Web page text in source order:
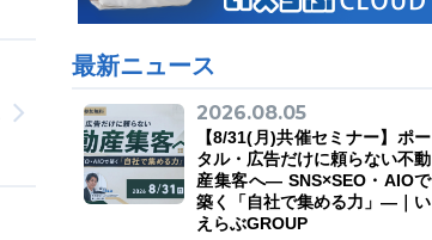
最新ニュース
2026.08.05
【8/31(月)共催セミナー】ポー
タル・広告だけに頼らない不動
産集客へ― SNS×SEO・AIOで
築く「自社で集める力」―｜い
えらぶGROUP